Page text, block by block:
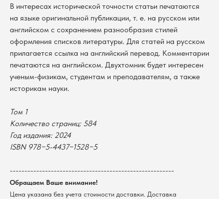
В интересах исторической точности статьи печатаются
на языке оригинальной публикации, т. е. на русском или
английском с сохранением разнообразия стилей
оформления списков литературы. Для статей на русском
прилагается ссылка на английский перевод. Комментарии
печатаются на английском. Двухтомник будет интересен
ученым-физикам, студентам и преподавателям, а также
историкам науки.
Том 1
Количество страниц: 584
Год издания: 2024
ISBN 978−5-4437−1528−5
--------------------------------------------------------
Обращаем Ваше внимание!
Цена указана без учета стоимости доставки. Доставка
В каталог
Согласие на обработку персональных данных
университет
г. Новосибирск, ул. Пирогова, 3
ИНН 5408106490
КПП 540801001